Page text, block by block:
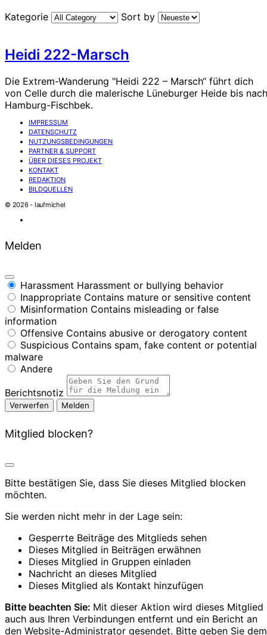
Kategorie Sort by
Heidi 222-Marsch
Die Extrem-Wanderung "Heidi 222 – Marsch“ führt dich
von Celle durch die malerische Lüneburger Heide bis nach
Hamburg-Fischbek.
IMPRESSUM
DATENSCHUTZ
NUTZUNGSBEDINGUNGEN
PARTNER & SUPPORT
ÜBER DIESES PROJEKT
KONTAKT
REDAKTION
BILDQUELLEN
© 2026 - laufmichel
Melden
Harassment Harassment or bullying behavior
Inappropriate Contains mature or sensitive content
Misinformation Contains misleading or false
information
Offensive Contains abusive or derogatory content
Suspicious Contains spam, fake content or potential
malware
Andere
Berichtsnotiz
Melden
Mitglied blocken?
Bitte bestätigen Sie, dass Sie dieses Mitglied blocken
möchten.
Sie werden nicht mehr in der Lage sein:
Gesperrte Beiträge des Mitglieds sehen
Dieses Mitglied in Beiträgen erwähnen
Dieses Mitglied in Gruppen einladen
Nachricht an dieses Mitglied
Dieses Mitglied als Kontakt hinzufügen
Bitte beachten Sie: Mit dieser Aktion wird dieses Mitglied
auch aus Ihren Verbindungen entfernt und ein Bericht an
den Website-Administrator gesendet. Bitte geben Sie dem